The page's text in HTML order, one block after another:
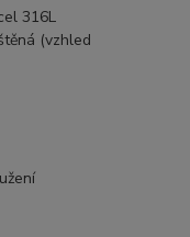
316L
(vzhled